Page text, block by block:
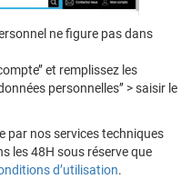
ne figure pas dans
et remplissez les
personnelles’’ > saisir le
par nos services techniques
les 48H sous réserve que
d’utilisation.